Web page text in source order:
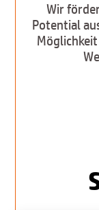
Wir
Potential